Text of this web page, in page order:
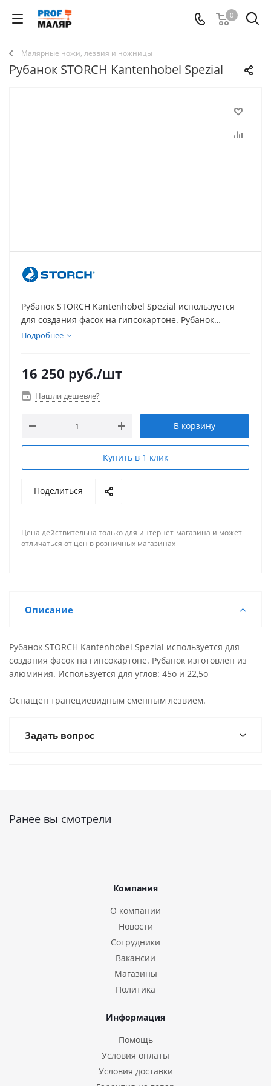
0
Малярные ножи, лезвия и ножницы
Рубанок STORCH Kantenhobel Spezial
Рубанок STORCH Kantenhobel Spezial используется
для создания фасок на гипсокартоне. Рубанок
изготовлен из алюминия. Используется для углов:
Оснащен трапециевидным сменным лезвием.
Подробнее
16 250 руб./шт
Нашли дешевле?
В корзину
Купить в 1 клик
Поделиться
Цена действительна только для интернет-магазина и может
отличаться от цен в розничных магазинах
Описание
Рубанок STORCH Kantenhobel Spezial используется для
создания фасок на гипсокартоне. Рубанок изготовлен из
алюминия. Используется для углов: 45о и 22,5о
Оснащен трапециевидным сменным лезвием.
Задать вопрос
Ранее вы смотрели
Компания
О компании
Новости
Сотрудники
Вакансии
Магазины
Политика
Информация
Помощь
Условия оплаты
Условия доставки